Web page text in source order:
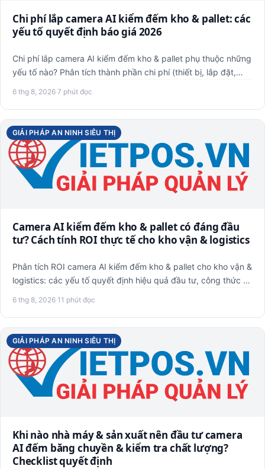
Chi phí lắp camera AI kiểm đếm kho & pallet: các
yếu tố quyết định báo giá 2026
Chi phí lắp camera AI kiểm đếm kho & pallet phụ thuộc những
yếu tố nào? Phân tích thành phần chi phí (thiết bị, lắp đặt,…
6 thg 8, 2026·7 phút đọc
GIẢI PHÁP AN NINH SIÊU THỊ
Camera AI kiểm đếm kho & pallet có đáng đầu
tư? Cách tính ROI thực tế cho kho vận & logistics
Phân tích ROI camera AI kiểm đếm kho & pallet cho kho vận &
logistics: các yếu tố quyết định hiệu quả đầu tư, công thức …
6 thg 8, 2026·11 phút đọc
GIẢI PHÁP AN NINH SIÊU THỊ
Khi nào nhà máy & sản xuất nên đầu tư camera
AI đếm băng chuyền & kiểm tra chất lượng?
Checklist quyết định